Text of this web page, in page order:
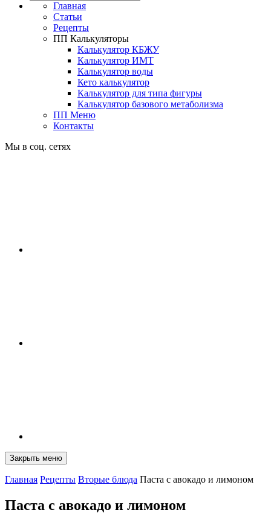
Главная
Статьи
Рецепты
ПП Калькуляторы
Калькулятор КБЖУ
Калькулятор ИМТ
Калькулятор воды
Кето калькулятор
Калькулятор для типа фигуры
Калькулятор базового метаболизма
ПП Меню
Контакты
Мы в соц. сетях
Закрыть меню
Главная Рецепты Вторые блюда Паста с авокадо и лимоном
Паста с авокадо и лимоном